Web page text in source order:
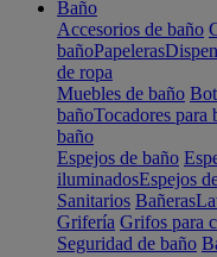
Baño
Accesorios de baño
bañoPapeleras
de ropa
Muebles de baño
bañoTocadores para
baño
Espejos de baño
iluminadosEspejos
Sanitarios Bañeras
Grifería Grifos para
Seguridad de baño